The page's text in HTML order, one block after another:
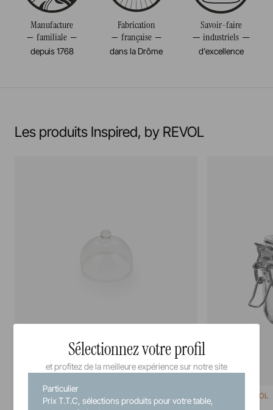
Manufacture
familiale
depuis 1768
Fabrication
française
dans la Drôme
Savoir-faire
industriels
d'excellence
Les produits Inspired, by REVOL
Inspired, by REVOL Inspired, by REVOL
Bonbonniere
Sélectionnez votre profil
et profitez de la meilleure expérience sur notre site
Particulier
Prix T.T.C, sélections produits pour votre table,